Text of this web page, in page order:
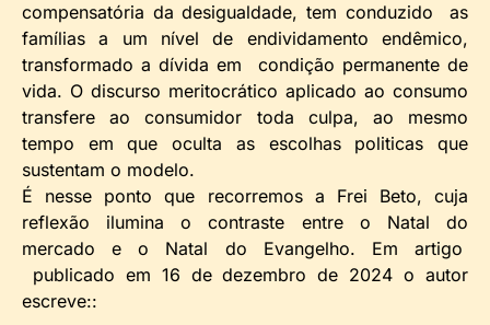
compensatória da desigualdade, tem conduzido as
famílias a um nível de endividamento endêmico,
transformado a dívida em condição permanente de
vida. O discurso meritocrático aplicado ao consumo
transfere ao consumidor toda culpa, ao mesmo
tempo em que oculta as escolhas politicas que
sustentam o modelo.
É nesse ponto que recorremos a Frei Beto, cuja
reflexão ilumina o contraste entre o Natal do
mercado e o Natal do Evangelho. Em artigo
publicado em 16 de dezembro de 2024 o autor
escreve::